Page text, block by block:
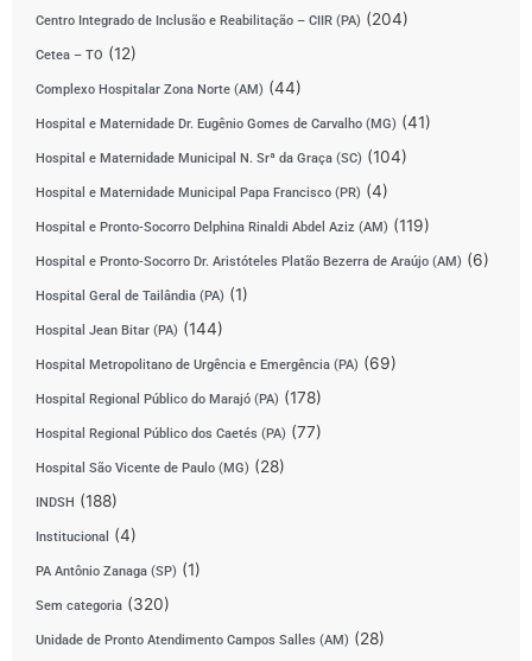
Centro Integrado de Inclusão e Reabilitação – CIIR (PA) (204)
Cetea – TO (12)
Complexo Hospitalar Zona Norte (AM) (44)
Hospital e Maternidade Dr. Eugênio Gomes de Carvalho (MG) (41)
Hospital e Maternidade Municipal N. Srª da Graça (SC) (104)
Hospital e Maternidade Municipal Papa Francisco (PR) (4)
Hospital e Pronto-Socorro Delphina Rinaldi Abdel Aziz (AM) (119)
Hospital e Pronto-Socorro Dr. Aristóteles Platão Bezerra de Araújo (AM) (6)
Hospital Geral de Tailândia (PA) (1)
Hospital Jean Bitar (PA) (144)
Hospital Metropolitano de Urgência e Emergência (PA) (69)
Hospital Regional Público do Marajó (PA) (178)
Hospital Regional Público dos Caetés (PA) (77)
Hospital São Vicente de Paulo (MG) (28)
INDSH (188)
Institucional (4)
PA Antônio Zanaga (SP) (1)
Sem categoria (320)
Unidade de Pronto Atendimento Campos Salles (AM) (28)